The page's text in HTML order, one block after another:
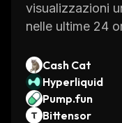
visualizzazioni
nelle ultime 24
Cash Cat
Hyperliquid
Pump.fun
Bittensor